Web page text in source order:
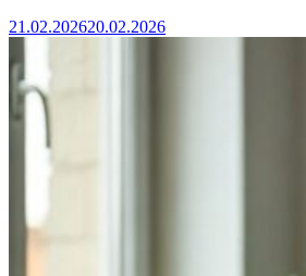
21.02.202620.02.2026